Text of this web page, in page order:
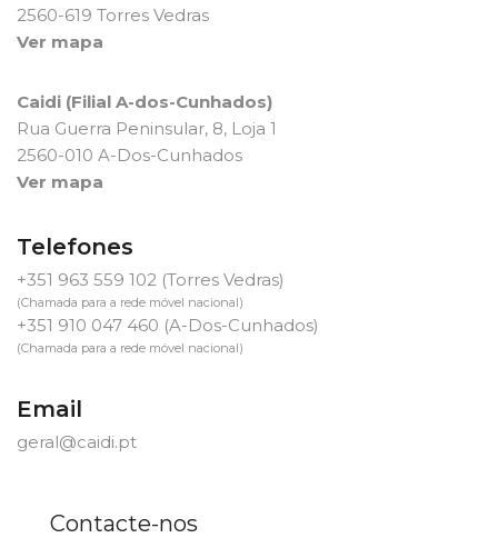
2560-619 Torres Vedras
Ver mapa
Caidi (Filial A-dos-Cunhados)
Rua Guerra Peninsular, 8, Loja 1
2560-010 A-Dos-Cunhados
Ver mapa
Telefones
+351 963 559 102 (Torres Vedras)
(Chamada para a rede móvel nacional)
+351 910 047 460 (A-Dos-Cunhados)
(Chamada para a rede móvel nacional)
Email
geral@caidi.pt
Contacte-nos